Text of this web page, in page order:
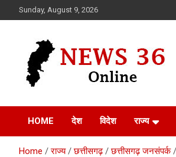
to
Sunday, August 9, 2026
News 36
HOME देश विदेश राज्य
Home राज्य छत्तीसगढ़ छत्तीसगढ़ जनसंपर्क